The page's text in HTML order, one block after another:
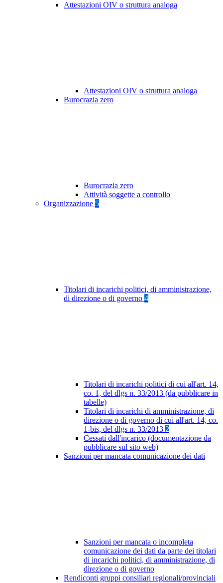
Attestazioni OIV o struttura analoga
Attestazioni OIV o struttura analoga
Burocrazia zero
Burocrazia zero
Attività soggette a controllo
Organizzazione 5
Titolari di incarichi politici, di amministrazione,
di direzione o di governo 4
Titolari di incarichi politici di cui all'art. 14,
co. 1, del dlgs n. 33/2013 (da pubblicare in
tabelle)
Titolari di incarichi di amministrazione, di
direzione o di governo di cui all'art. 14, co.
1-bis, del dlgs n. 33/2013 2
Cessati dall'incarico (documentazione da
pubblicare sul sito web)
Sanzioni per mancata comunicazione dei dati
Sanzioni per mancata o incompleta
comunicazione dei dati da parte dei titolari
di incarichi politici, di amministrazione, di
direzione o di governo
Rendiconti gruppi consiliari regionali/provinciali